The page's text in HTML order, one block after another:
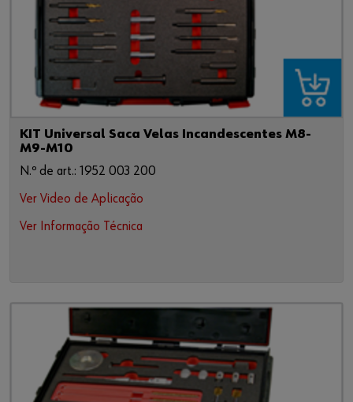
KIT Universal Saca Velas Incandescentes M8-
M9-M10
N.º de art.: 1952 003 200
Ver Video de Aplicação
Ver Informação Técnica